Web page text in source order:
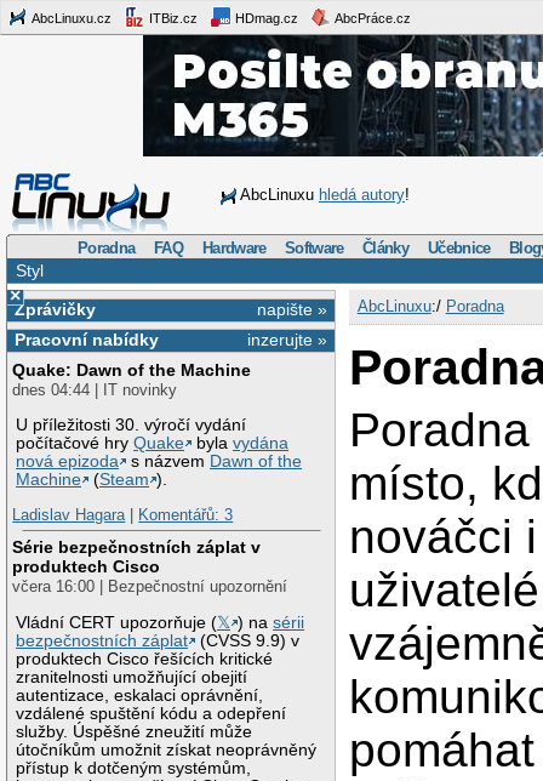
AbcLinuxu.cz ITBiz.cz HDmag.cz AbcPráce.cz
AbcLinuxu hledá autory!
Poradna FAQ Hardware Software Články Učebnice
Styl
×
napište »
Zprávičky
inzerujte »
Pracovní nabídky
Quake: Dawn of the Machine
dnes 04:44 | IT novinky
U příležitosti 30. výročí vydání
počítačové hryQuake bylavydána
nová epizoda
s názvem Dawn of the
Machine
(Steam ).
Ladislav Hagara| Komentářů: 3
Série bezpečnostních záplat v
produktech Cisco
včera 16:00 | Bezpečnostní upozornění
Vládní CERT upozorňuje (𝕏 ) nasérii
bezpečnostních záplat
(CVSS 9.9) v
produktech Cisco řešících kritické
zranitelnosti umožňující obejití
autentizace, eskalaci oprávnění,
vzdálené spuštění kódu a odepření
služby. Úspěšné zneužití může
útočníkům umožnit získat neoprávněný
přístup k dotčeným systémům,
AbcLinuxu:/ Poradna
místo,
nováčci